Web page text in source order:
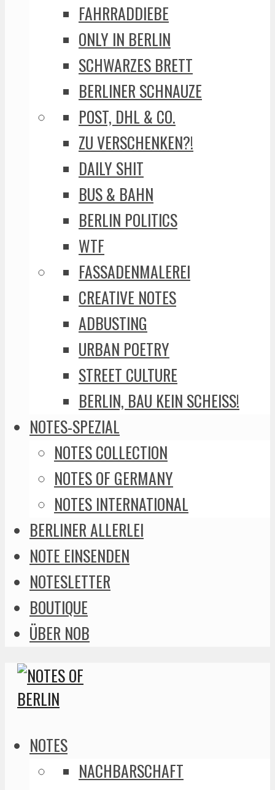
FAHRRADDIEBE
ONLY IN BERLIN
SCHWARZES BRETT
BERLINER SCHNAUZE
POST, DHL & CO.
ZU VERSCHENKEN?!
DAILY SHIT
BUS & BAHN
BERLIN POLITICS
WTF
FASSADENMALEREI
CREATIVE NOTES
ADBUSTING
URBAN POETRY
STREET CULTURE
BERLIN, BAU KEIN SCHEISS!
NOTES-SPEZIAL
NOTES COLLECTION
NOTES OF GERMANY
NOTES INTERNATIONAL
BERLINER ALLERLEI
NOTE EINSENDEN
NOTESLETTER
BOUTIQUE
ÜBER NOB
NOTES
NACHBARSCHAFT